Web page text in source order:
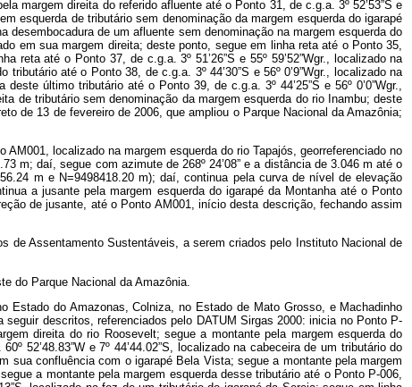
margem direita do referido afluente até o Ponto 31, de c.g.a. 3º 52’53”S e
esquerda de tributário sem denominação da margem esquerda do igarapé
desembocadura de um afluente sem denominação na margem esquerda do
em sua margem direita; deste ponto, segue em linha reta até o Ponto 35,
reta até o Ponto 37, de c.g.a. 3º 51’26”S e 55º 59’52”Wgr., localizado na
até o Ponto 38, de c.g.a. 3º 44’30”S e 56º 0’9”Wgr., localizado na
último tributário até o Ponto 39, de c.g.a. 3º 44’25”S e 56º 0’0”Wgr.,
de tributário sem denominação da margem esquerda do rio Inambu; deste
de 13 de fevereiro de 2006, que ampliou o Parque Nacional da Amazônia;
localizado na margem esquerda do rio Tapajós, georreferenciado no
m; daí, segue com azimute de 268º 24’08” e a distância de 3.046 m até o
m e N=9498418.20 m); daí, continua pela curva de nível de elevação
a jusante pela margem esquerda do igarapé da Montanha até o Ponto
de jusante, até o Ponto AM001, início desta descrição, fechando assim
de Assentamento Sustentáveis, a serem criados pelo Instituto Nacional de
do Parque Nacional da Amazônia.
Estado do Amazonas, Colniza, no Estado de Mato Grosso, e Machadinho
segue a jusante pela margem direita desse tributário até o Ponto P-032, de c.g.a. 60º 58’28.42”W e 8º 38’14.81”S, localizado na confluência com o curso principal do igarapé; segue a jusante pela margem direita do igarapé até o Ponto P-033, de c.g.a. 60º 58’50.61”W e 8º 38’6.82”S, localizado na confluência com outro tributário; segue a montante pela margem esquerda desse tributário até o Ponto P-034, de c.g.a. 60º 58’20.51”W e 8º 37’3.29”S, localizado em sua cabeceira; segue em linha reta até o Ponto P-036, de c.g.a. 60º 57’37.99”W e 8º 36’21.53”S, localizado na cabeceira de um tributário de um igarapé sem denominação; segue a jusante por sua margem direita até o Ponto P-035, de c.g.a. 60º 57’50.83”W e 8º 36’42.45”S, localizado em sua confluência com o curso principal do igarapé; segue a montante pela margem esquerda do igarapé até o Ponto P-037, de c.g.a. 60º 56’45.29”W e 8º 36’10.18”S, localizado em sua cabeceira; segue em linha reta até o Ponto P-038, de c.g.a. 60º 56’29.62”W e 8º 35’41.62”S; segue em linha reta até o Ponto P-039, de c.g.a. 60º 56’13.94”W e 8º 35’13.07”S; segue em linha reta até o Ponto P-040, de c.g.a. 60º 55’58.27”W e 8º 34’44.51”S; segue em linha reta até o Ponto P-041, de c.g.a. 60º 56’18.24”W e 8º 34’18.74”S; segue em linha reta até o Ponto P-042, de c.g.a. 60º 56’38.10”W e 8º 33’52.89”S; segue em linha reta até o Ponto P-043, de c.g.a. 60º 56’37.06”W e 8º 33’20.36”S; segue em linha reta até o Ponto P-044, de c.g.a. 60º 56’37.35”W e 8º 32’51.76”S, localizado na cabeceira de um tributário de um igarapé sem denominação; segue a jusante pela margem direita do tributário e do igarapé até o Ponto P-045, de c.g.a. 60º 56’9.13”W e 8º 31’52.02”S, localizado em sua foz, na margem esquerda do rio Roosevelt; segue em linha reta, atravessando esse rio, até o Ponto P-046, de c.g.a. 60º 56’1.43”W e 8º 31’44.57”S, localizado na margem direita do rio Roosevelt; segue a jusante pela margem direita desse rio até o Ponto P-047, de c.g.a. 60º 56’27.56”W e 8º 31’18.18”S, localizado na foz de um igarapé sem denominação; segue a montante pela margem esquerda do igarapé até o Ponto P-048, de c.g.a. 60º 55’7.98”W e 8º 29’32.42”S, localizado em sua cabeceira; segue em linha reta até o Ponto P-049, de c.g.a. 60º 55’43.88”W e 8º 28’13.35”S, localizado na cabeceira de um igarapé sem denominação; segue a jusante por sua margem direita até o Ponto P-050, de c.g.a. 60º 56’16.83”W e 8º 27’18.80”S, localizado em sua foz, na margem direita do rio Roosevelt; segue em linha reta, atravessando esse rio, até o Ponto P-051, de c.g.a. 60º 56’25.97”W e 8º 27’7.07”S, localizado na margem esquerda do rio Roosevelt; segue a montante pela margem esquerda desse rio até o Ponto P-052, de c.g.a. 60º 58’45.27”W e 8º 28’54.60”S, localizado na foz de um igarapé sem denominação; segue a montante pela margem esquerda do igarapé até o Ponto P-053, de c.g.a. 60º 59’55.24”W e 8º 28’13.77”S, localizado na confluência com um igarapé tributário; segue a montante, em sentido sul, pela margem esquerda do igarapé até o Ponto P-054, de c.g.a. 61º 0’27.63”W e 8º 29’5.48”S, localizado na confluência com um tributário de sua margem direita; segue a montante pela margem esquerda desse tributário até o Ponto P-055, de c.g.a. 60º 59’46.68”W e 8º 30’56.97”S, localizado em sua cabeceira; segue em linha reta até o Ponto P-056, de c.g.a. 60º 59’8.64”W e 8º 31’27.78”S; segue em linha reta até o Ponto P-057, de c.g.a. 60º 59’4.30”W e 8º 32’0.03”S; segue em linha reta até o Ponto P-058, de c.g.a. 60º 58’59.95”W e 8º 32’32.29”S; segue em linha reta até o Ponto P-059, de c.g.a. 60º 58’55.61”W e 8º 33’4.54”S; segue em linha reta até o Ponto P-060, de c.g.a. 60º 59’18.89”W e 8º 33’27.38”S; segue em linha reta até o Ponto P-061, de c.g.a. 60º 59’42.18”W e 8º 33’50.23”S; segue em linha reta até o Ponto P-062, de c.g.a. 61º 0’5.47”W e 8º 34’13.07”S; segue em linha reta até o Ponto P-063, de c.g.a. 61º 0’28.76”W e 8º 34’35.91”S; segue em linha reta até o Ponto P-064, de c.g.a. 61º 0’56.30”W e 8º 35’2.89”S, localizado na foz de um igarapé sem denominação, na margem esquerda do rio Madeirinha, próximo à curva da Volta Grande; segue a montante pela margem esquerda desse rio até o Ponto P-065, de c.g.a. 61º 1’31.07”W e 8º 36’36.34”S, localizado na foz do igarapé Preto, margem esquerda do rio Madeirinha, próximo ao limite da Terra Indígena Tenharim do igarapé Preto; segue a montante pela margem esquerda do igarapé, acompanhando o limite da Terra Indígena - TI, até o Ponto P-066, de c.g.a. 61º 2’58.93”W e 8º 36’18.79”S, localizado na foz de um tributário desse igarapé; segue a montante pela margem esquerda do tributário até o Ponto P-067, de c.g.a. 61º 3’15.72”W e 8º 32’52.10”S, localizado em sua cabeceira; segue em linha reta até o Ponto P-068, de c.g.a. 61º 3’29.86”W e 8º 32’45.94”S, coincidente com o Marco M-13 da TI Tenharim do igarapé Preto; segue em linha reta até o Ponto P-069, de c.g.a. 61º 3’58.33”W e 8º 32’34.43”S, localizado na cabeceira de um tributário de um igarapé sem denominação e coincidente com o Marco SAT-34 da TI; segue